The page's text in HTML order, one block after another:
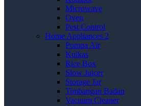
Microwave
Oven
Pest Control
Home Appliances 2
Pompa Air
Kulkas
Rice Box
Slow Juicer
Storage Jar
Timbangan Badan
Vacuum Cleaner